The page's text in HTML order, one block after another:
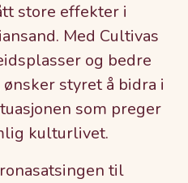
store effekter i
Med Cultivas
og bedre
styret å bidra i
som preger
kulturlivet.
til